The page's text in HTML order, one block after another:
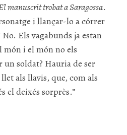
manuscrit trobat a Saragossa.
i llançar-lo a córrer
Els vagabunds ja estan
món i el món no els
un soldat? Hauria de ser
als llavis, que, com als
el deixés sorprès.”